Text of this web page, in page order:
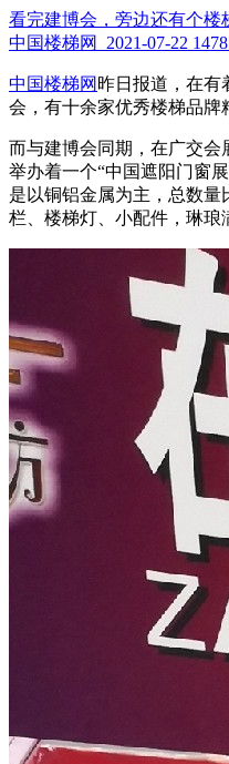
看完建博会，旁边还有个楼
中国楼梯网 2021-07-22
中国楼梯网 昨日报道，在有
会，有十余家优秀楼梯品牌
而与建博会同期，在广交
举办着一个“中国遮阳门窗
是以铜铝金属为主，总数量
栏、楼梯灯、小配件，琳琅